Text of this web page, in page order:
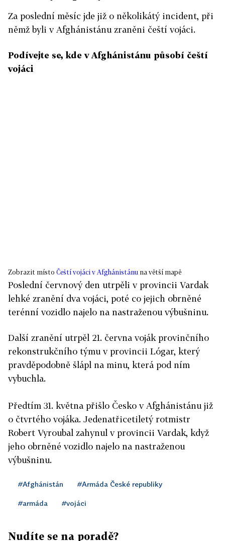
Za poslední měsíc jde již o několikátý incident, při
němž byli v Afghánistánu zraněni čeští vojáci.
Podívejte se, kde v Afghánistánu působí čeští
vojáci
Zobrazit místo Čeští vojáci v Afghánistánu na větší mapě
Poslední červnový den utrpěli v provincii Vardak
lehké zranění dva vojáci, poté co jejich obrněné
terénní vozidlo najelo na nastraženou výbušninu.
Další zranění utrpěl 21. června voják provinčního
rekonstrukčního týmu v provincii Lógar, který
pravděpodobně šlápl na minu, která pod ním
vybuchla.
Předtím 31. května přišlo Česko v Afghánistánu již
o čtvrtého vojáka. Jedenatřicetiletý rotmistr
Robert Vyroubal zahynul v provincii Vardak, když
jeho obrněné vozidlo najelo na nastraženou
výbušninu.
#Afghánistán #Armáda České republiky
#armáda #vojáci
Nudíte se na poradě?